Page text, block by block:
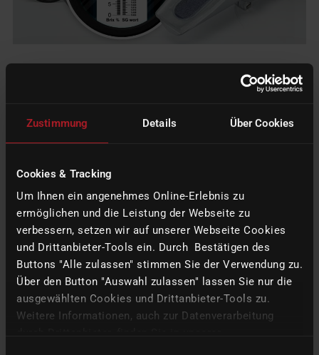
Zustimmung Details Über Cookies
Cookies & Tracking
Um Ihnen ein angenehmes Online-Erlebnis zu
ermöglichen und die Leistung der Webseite zu
verbessern, setzen wir auf unserer Webseite Cookies
und Drittanbieter-Tools ein. Durch Bestätigen des
Buttons "Alle zulassen" stimmen Sie der Verwendung zu.
Über den Button "Auswahl zulassen" lassen Sie nur die
ausgewählten Cookies und Drittanbieter-Tools zu.
Weitere Informationen, auch zur Datenverarbeitung
TEC Cooling Liquid Universal
Accuracy: provides precise measurement results crucial for
Easy Handling: ourRefractometer
on-site measurements directly on the CORi TEC machines.
Please ontact your dealer to order the newCORiTEC Cooling
Liquid Universalcooling lubricant.
BACK TO THE OVERVIEW